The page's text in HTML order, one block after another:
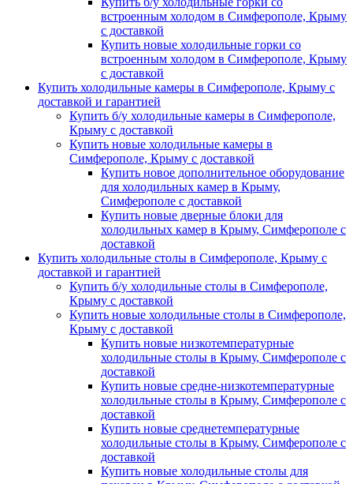
встроенным холодом в Симферополе, Крыму
с доставкой
Купить новые холодильные горки со
встроенным холодом в Симферополе, Крыму
с доставкой
Купить холодильные камеры в Симферополе, Крыму с
доставкой и гарантией
Купить б/у холодильные камеры в Симферополе,
Крыму с доставкой
Купить новые холодильные камеры в
Симферополе, Крыму с доставкой
Купить новое дополнительное оборудование
для холодильных камер в Крыму,
Симферополе с доставкой
Купить новые дверные блоки для
холодильных камер в Крыму, Симферополе с
доставкой
Купить холодильные столы в Симферополе, Крыму с
доставкой и гарантией
Купить б/у холодильные столы в Симферополе,
Крыму с доставкой
Купить новые холодильные столы в Симферополе,
Крыму с доставкой
Купить новые низкотемпературные
холодильные столы в Крыму, Симферополе с
доставкой
Купить новые средне-низкотемпературные
холодильные столы в Крыму, Симферополе с
доставкой
Купить новые среднетемпературные
холодильные столы в Крыму, Симферополе с
доставкой
Купить новые холодильные столы для